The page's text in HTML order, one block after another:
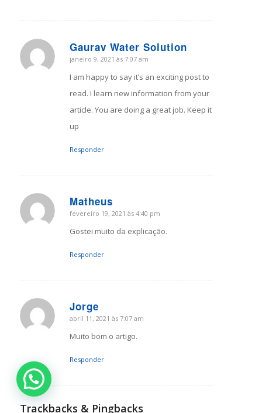
Gaurav Water Solution
says:
janeiro 9, 2021 às 7:07 am
I am happy to say it’s an exciting post to
read. I learn new information from your
article. You are doing a great job. Keep it
up
Responder
Matheus
says:
fevereiro 19, 2021 às 4:40 pm
Gostei muito da explicação.
Responder
Jorge
says:
abril 11, 2021 às 7:07 am
Muito bom o artigo.
Responder
Trackbacks & Pingbacks